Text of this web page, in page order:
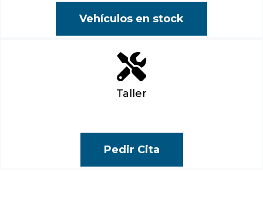
Taller
Pedir Cita
Vehículos en stock